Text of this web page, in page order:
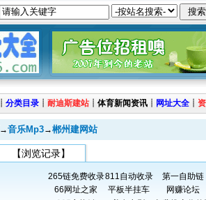
┊ 分类目录 ┊ 耐迪斯建站 ┊ 体育新闻资讯 ┊ 网址大全 ┊
→音乐Mp3→郴州建网站
【浏览记录】
265链免费收录811自动收录
第一自助链
66网址之家
平板半挂车
网赚论坛